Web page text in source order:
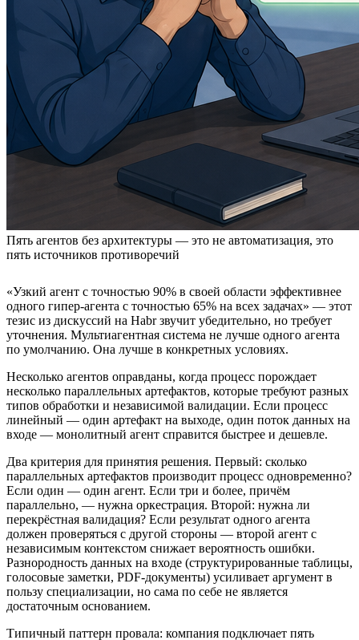
Пять агентов без архитектуры — это не автоматизация, это
пять источников противоречий
«Узкий агент с точностью 90% в своей области эффективнее
одного гипер-агента с точностью 65% на всех задачах» — этот
тезис из дискуссий на Habr звучит убедительно, но требует
уточнения. Мультиагентная система не лучше одного агента
по умолчанию. Она лучше в конкретных условиях.
Несколько агентов оправданы, когда процесс порождает
несколько параллельных артефактов, которые требуют разных
типов обработки и независимой валидации. Если процесс
линейный — один артефакт на выходе, один поток данных на
входе — монолитный агент справится быстрее и дешевле.
Два критерия для принятия решения. Первый: сколько
параллельных артефактов производит процесс одновременно?
Если один — один агент. Если три и более, причём
параллельно, — нужна оркестрация. Второй: нужна ли
перекрёстная валидация? Если результат одного агента
должен проверяться с другой стороны — второй агент с
независимым контекстом снижает вероятность ошибки.
Разнородность данных на входе (структурированные таблицы,
голосовые заметки, PDF-документы) усиливает аргумент в
пользу специализации, но сама по себе не является
достаточным основанием.
Типичный паттерн провала: компания подключает пять